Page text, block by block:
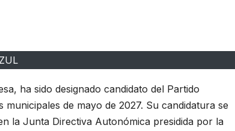
ha sido designado candidato del Partido
de mayo de 2027. Su candidatura se
la Junta Directiva Autonómica presidida por la